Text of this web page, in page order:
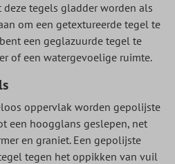
tegels gladder worden als
om een getextureerde tegel te
een geglazuurde tegel te
of een watergevoelige ruimte.
oppervlak worden gepolijste
een hoogglans geslepen, net
en graniet. Een gepolijste
tegen het oppikken van vuil